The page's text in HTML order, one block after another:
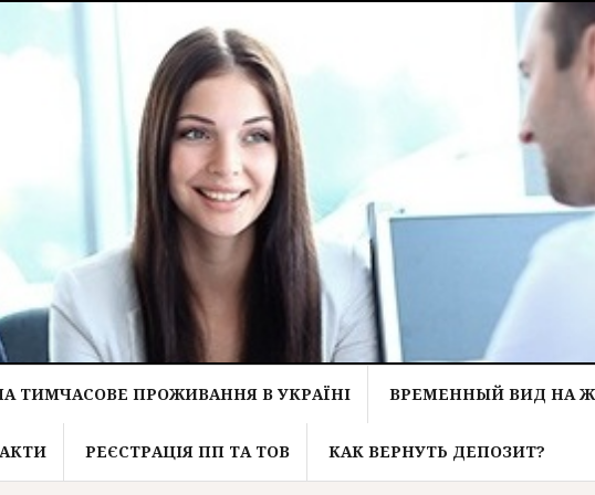
ТИМЧАСОВЕ ПРОЖИВАННЯ В УКРАЇНІ ВРЕМЕННЫЙ ВИД НА
РЕЄСТРАЦІЯ ПП ТА ТОВ КАК ВЕРНУТЬ ДЕПОЗИТ?